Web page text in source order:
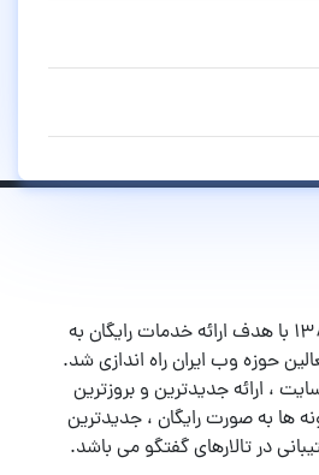
پرشین اسکریپت در سال ۱۳۸۶ با هدف ارائه خدمات رایگان به
حوزه وب ایران راه اندازی شد.
، ارائه جدیدترین و بروزترین
ها به صورت رایگان ، جدیدترین
در تالارهای گفتگو می باشد.